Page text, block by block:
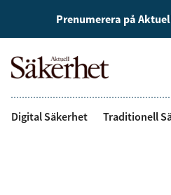
Prenumerera på
Digital Säkerhet Traditionell